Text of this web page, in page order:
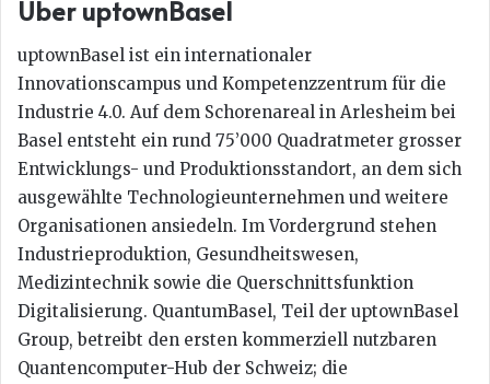
Über uptownBasel
uptownBasel ist ein internationaler
Innovationscampus und Kompetenzzentrum für die
Industrie 4.0. Auf dem Schorenareal in Arlesheim bei
Basel entsteht ein rund 75’000 Quadratmeter grosser
Entwicklungs- und Produktionsstandort, an dem sich
ausgewählte Technologieunternehmen und weitere
Organisationen ansiedeln. Im Vordergrund stehen
Industrieproduktion, Gesundheitswesen,
Medizintechnik sowie die Querschnittsfunktion
Digitalisierung. QuantumBasel, Teil der uptownBasel
Group, betreibt den ersten kommerziell nutzbaren
Quantencomputer-Hub der Schweiz; die